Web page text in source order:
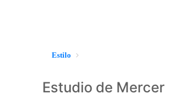
Estilo
Estudio de Mercer